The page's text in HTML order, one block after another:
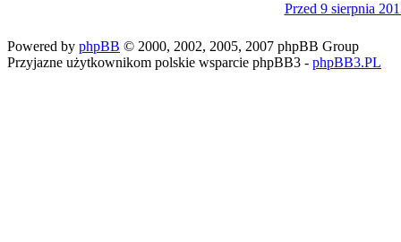
Przed 9 sierpnia
Powered by phpBB © 2000, 2002, 2005, 2007 phpBB Group
Przyjazne użytkownikom polskie wsparcie phpBB3 - phpBB3.PL